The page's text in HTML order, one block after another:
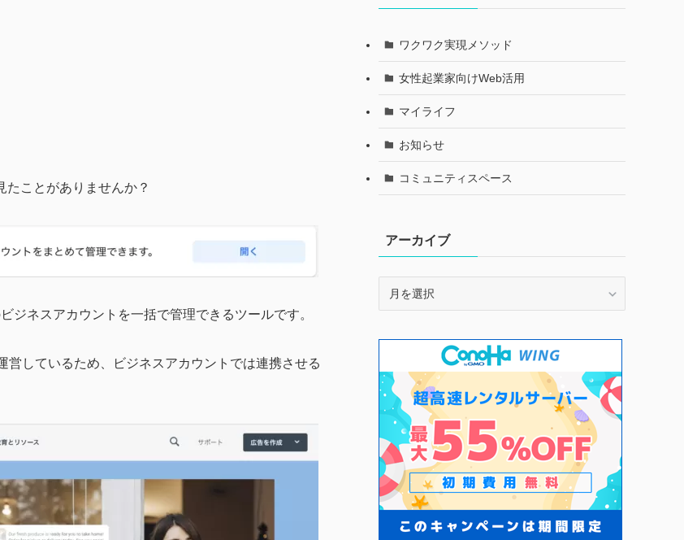
ことがありませんか？
ジネスアカウントを一括で管理できるツールです。
しているため、ビジネスアカウントでは連携させる
ワクワク実現メソッド
女性起業家向けWeb活用
マイライフ
お知らせ
コミュニティスペース
アーカイブ
イ